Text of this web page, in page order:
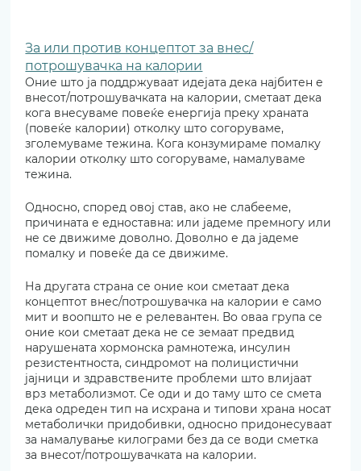
За или против концептот за внес/
потрошувачка на калории
Оние што ја поддржуваат идејата дека најбитен е
внесот/потрошувачката на калории, сметаат дека
кога внесуваме повеќе енергија преку храната
(повеќе калории) отколку што согоруваме,
зголемуваме тежина. Кога конзумираме помалку
калории отколку што согоруваме, намалуваме
тежина.
Односно, според овој став, ако не слабееме,
причината е едноставна: или јадеме премногу или
не се движиме доволно. Доволно е да јадеме
помалку и повеќе да се движиме.
На другата страна се оние кои сметаат дека
концептот внес/потрошувачка на калории е само
мит и воопшто не е релевантен. Во оваа група се
оние кои сметаат дека не се земаат предвид
нарушената хормонска рамнотежа, инсулин
резистентноста, синдромот на полицистични
јајници и здравствените проблеми што влијаат
врз метаболизмот. Се оди и до таму што се смета
дека одреден тип на исхрана и типови храна носат
метаболички придобивки, односно придонесуваат
за намалување килограми без да се води сметка
за внесот/потрошувачката на калории.